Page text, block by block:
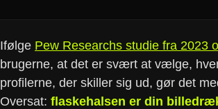
Ifølge Pew Researchs studie fra 2023
brugerne, at det er svært at vælge,
profilerne, der skiller sig ud, gør det
Oversat: flaskehalsen er din